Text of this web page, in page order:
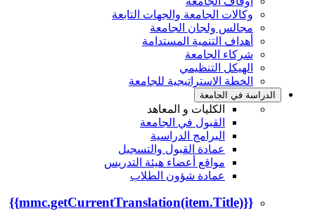
وكالات الجامعة والجهات التابعة
مجالس ولجان الجامعة
أهداف التنمية المستدامة
شركاء الجامعة
الهيكل التنظيمي
الخطة الاستراتيجية للجامعة
الدراسة في الجامعة
الكليات و المعاهد
القبول في الجامعة
البرامج الدراسية
عمادة القبول والتسجيل
مواقع أعضاء هيئة التدريس
عمادة شؤون الطلاب
{{mmc.getCurrentTranslation(item.Title)}}